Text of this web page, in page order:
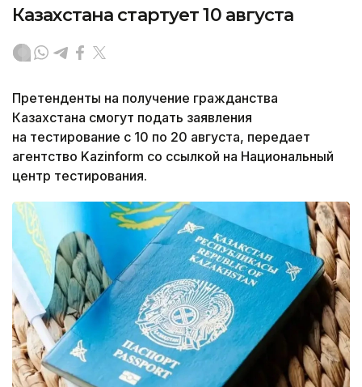
Казахстана стартует 10 августа
Претенденты на получение гражданства
Казахстана смогут подать заявления
на тестирование с 10 по 20 августа, передает
агентство Kazinform со ссылкой на Национальный
центр тестирования.